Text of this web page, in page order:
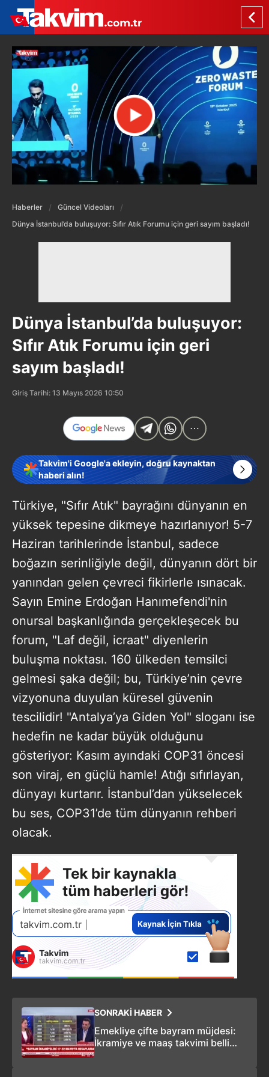
Haberler
Güncel Videoları
Dünya İstanbul’da buluşuyor: Sıfır Atık Forumu için geri sayım başladı!
Dünya İstanbul’da buluşuyor:
Sıfır Atık Forumu için geri
sayım başladı!
Giriş Tarihi: 13 Mayıs 2026 10:50
Takvim'i Google'a ekleyin, doğru kaynaktan
haberi alın!
Türkiye, "Sıfır Atık" bayrağını dünyanın en
yüksek tepesine dikmeye hazırlanıyor! 5-7
Haziran tarihlerinde İstanbul, sadece
boğazın serinliğiyle değil, dünyanın dört bir
yanından gelen çevreci fikirlerle ısınacak.
Sayın Emine Erdoğan Hanımefendi'nin
onursal başkanlığında gerçekleşecek bu
forum, "Laf değil, icraat" diyenlerin
buluşma noktası. 160 ülkeden temsilci
gelmesi şaka değil; bu, Türkiye’nin çevre
vizyonuna duyulan küresel güvenin
tescilidir! "Antalya’ya Giden Yol" sloganı ise
hedefin ne kadar büyük olduğunu
gösteriyor: Kasım ayındaki COP31 öncesi
son viraj, en güçlü hamle! Atığı sıfırlayan,
dünyayı kurtarır. İstanbul’dan yükselecek
bu ses, COP31’de tüm dünyanın rehberi
olacak.
SONRAKİ HABER
Emekliye çifte bayram müjdesi:
İkramiye ve maaş takvimi belli